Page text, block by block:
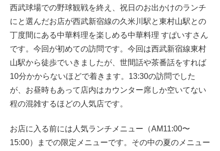
西武球場での野球観戦を終え、祝日のお出かけのランチ
にと選んだお店が西武新宿線の久米川駅と東村山駅との
丁度間にある中華料理を楽しめる中華料理 すぱいすさん
です。今回が初めての訪問です。今回は西武新宿線東村
山駅から徒歩でいきましたが、世間話や茶番話をすれば
10分かからないほどで着きます。13:30の訪問でした
が、お昼時もあって店内はカウンター席しか空いてない
程の混雑するほどの人気店です。
お店に入る前には人気ランチメニュー（AM11:00〜
15:00）までの限定メニューです。その中の夏のメニュー